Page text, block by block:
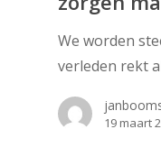
We worden
verleden rekt
19 maart